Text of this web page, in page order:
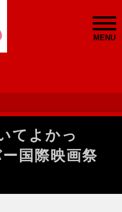
MENU
てよかっ
国際映画祭